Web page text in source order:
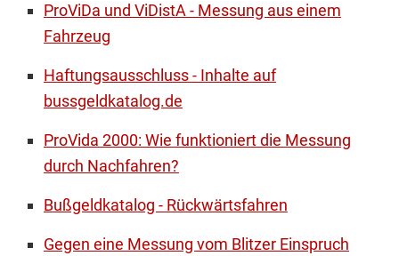
ProViDa und ViDistA - Messung aus einem
Fahrzeug
Haftungsausschluss - Inhalte auf
bussgeldkatalog.de
ProVida 2000: Wie funktioniert die Messung
durch Nachfahren?
Bußgeldkatalog - Rückwärtsfahren
Gegen eine Messung vom Blitzer Einspruch